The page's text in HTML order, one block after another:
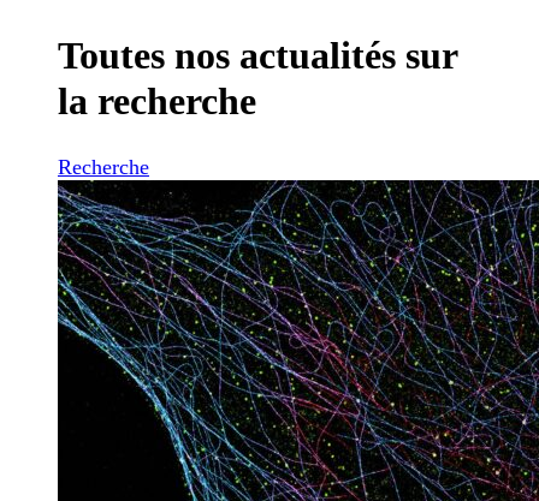
Toutes nos actualités sur
la recherche
Recherche